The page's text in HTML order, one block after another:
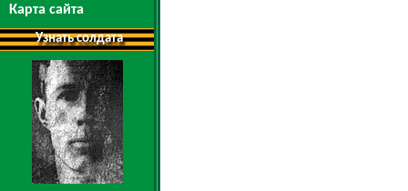
Карта сайта
Узнать солдата